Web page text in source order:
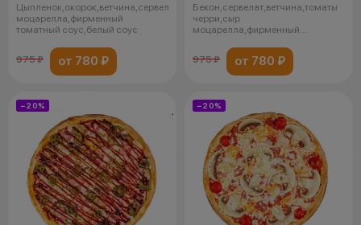
Цыпленок,окорок,ветчина,сервелат,сыр
моцарелла,фирменный
томатный соус,белый соус
975 ₽ от 780 ₽
Бекон,сервелат,ветчина,томаты
черри,сыр
моцарелла,фирменный
975 ₽
от 780 ₽
−20% −20%